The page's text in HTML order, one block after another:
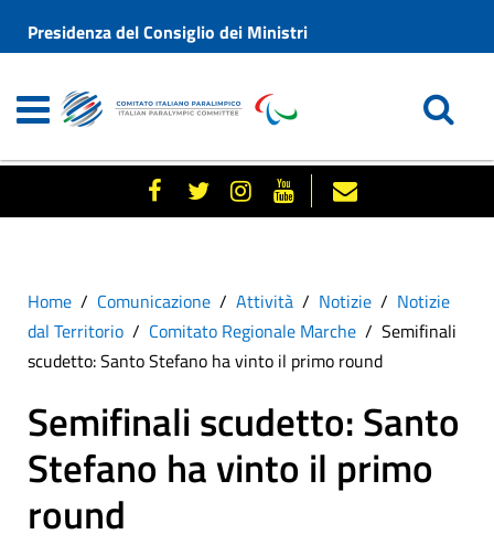
Presidenza del Consiglio dei Ministri
Home Comunicazione Attività Notizie
Notizie
dal Territorio
Comitato Regionale Marche
Semifinali
scudetto: Santo Stefano ha vinto il primo round
Semifinali scudetto: Santo
Stefano ha vinto il primo
round